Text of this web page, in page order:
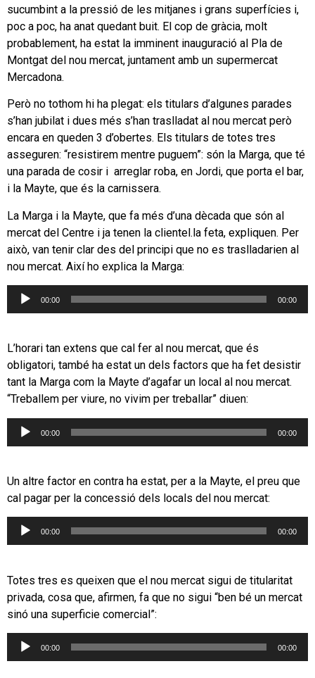
sucumbint a la pressió de les mitjanes i grans superfícies i,
poc a poc, ha anat quedant buit. El cop de gràcia, molt
probablement, ha estat la imminent inauguració al Pla de
Montgat del nou mercat, juntament amb un supermercat
Mercadona.
Però no tothom hi ha plegat: els titulars d’algunes parades
s’han jubilat i dues més s’han traslladat al nou mercat però
encara en queden 3 d’obertes. Els titulars de totes tres
asseguren: “resistirem mentre puguem”: són la Marga, que té
una parada de cosir i arreglar roba, en Jordi, que porta el bar,
i la Mayte, que és la carnissera.
La Marga i la Mayte, que fa més d’una dècada que són al
mercat del Centre i ja tenen la clientel.la feta, expliquen. Per
això, van tenir clar des del principi que no es traslladarien al
nou mercat. Així ho explica la Marga:
Reproductor
00:00 00:00
L’horari tan extens que cal fer al nou mercat, que és
obligatori, també ha estat un dels factors que ha fet desistir
tant la Marga com la Mayte d’agafar un local al nou mercat.
“Treballem per viure, no vivim per treballar” diuen:
Reproductor
00:00 00:00
Un altre factor en contra ha estat, per a la Mayte, el preu que
cal pagar per la concessió dels locals del nou mercat:
Reproductor
00:00 00:00
Totes tres es queixen que el nou mercat sigui de titularitat
privada, cosa que, afirmen, fa que no sigui “ben bé un mercat
sinó una superficie comercial”:
Reproductor
00:00 00:00